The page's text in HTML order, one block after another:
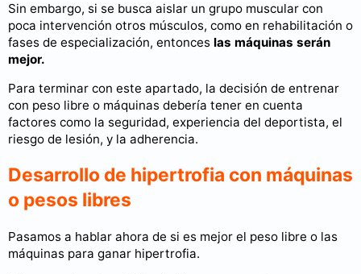
Sin embargo, si se busca aislar un grupo muscular con
poca intervención otros músculos, como en rehabilitación o
fases de especialización, entonces las máquinas serán
mejor.
Para terminar con este apartado, la decisión de entrenar
con peso libre o máquinas debería tener en cuenta
factores como la seguridad, experiencia del deportista, el
riesgo de lesión, y la adherencia.
Desarrollo de hipertrofia con máquinas
o pesos libres
Pasamos a hablar ahora de si es mejor el peso libre o las
máquinas para ganar hipertrofia.